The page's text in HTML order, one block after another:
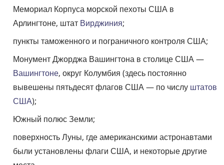
Мемориал Корпуса морской пехоты США в
Арлингтоне, штат Вирджиния;
пункты таможенного и пограничного контроля США;
Монумент Джорджа Вашингтона в столице США —
Вашингтоне, округ Колумбия (здесь постоянно
вывешены пятьдесят флагов США — по числу штатов
США);
Южный полюс Земли;
поверхность Луны, где американскими астронавтами
были установлены флаги США, и некоторые другие